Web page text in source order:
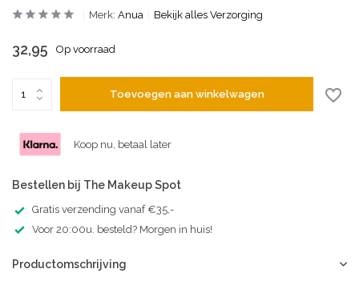
Merk: Anua Bekijk alles Verzorging
32,95 Op voorraad
Toevoegen aan winkelwagen
Koop nu, betaal later
Bestellen bij The Makeup Spot
Gratis verzending vanaf €35,-
Voor 20:00u. besteld? Morgen in huis!
Productomschrijving